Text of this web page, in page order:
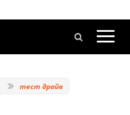
тест драйв